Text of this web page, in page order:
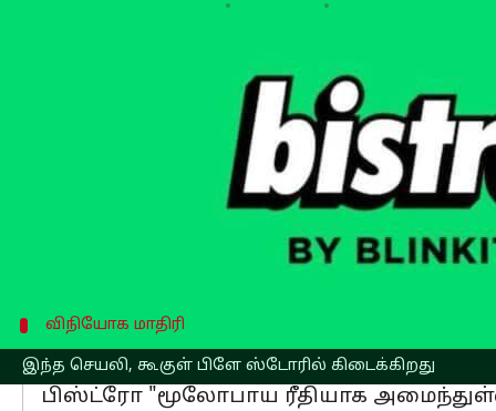
இந்த செயலி, கூகுள் பிளே ஸ்டோரில் கிடைக்கிறது
-க்குச் சொந்தமான விரைவு
அறிமுகப்படுத்தியுள்ளது.
இதன் மூலம் 10 நிமிடங்களில்
செயலி, கூகுள் பிளே ஸ்டோரில்
பிஸ்ட்ரோவுடன், பிளிங்கிட் , விரைவு
விநியோக மாதிரி
விரைவான விநியோகத்திற்கான
பிஸ்ட்ரோ "மூலோபாய ரீதியாக